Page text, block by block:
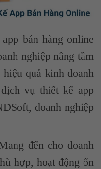
bán hàng online
nghiệp nâng tầm
quả kinh doanh
vụ thiết kế app
doanh nghiệp
đến cho doanh
hợp, hoạt động ổn